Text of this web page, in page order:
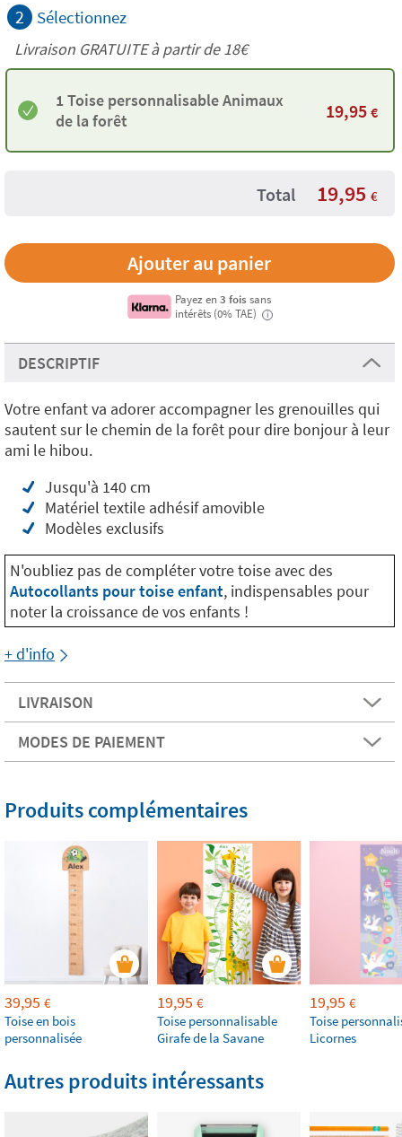
2 Sélectionnez
Livraison GRATUITE à partir de18€
1 Toise personnalisable Animaux
de la forêt
19,95 €
Total 19,95 €
Payez en 3 fois sans
intérêts (0% TAE)
i
DESCRIPTIF
Votre enfant va adorer accompagner les grenouilles qui
sautent sur le chemin de la forêt pour dire bonjour à leur
ami le hibou.
Jusqu'à 140 cm
Matériel textile adhésif amovible
Modèles exclusifs
N'oubliez pas de compléter votre toise avec des
Autocollants pour toise enfant, indispensables pour
noter la croissance de vos enfants !
+ d'info
LIVRAISON
MODES DE PAIEMENT
Produits complémentaires
39,95 €
Toise en bois
personnalisée
19,95 €
Toise personnalisable
Girafe de la Savane
19,95 €
Toise
Licornes
Autres produits intéressants